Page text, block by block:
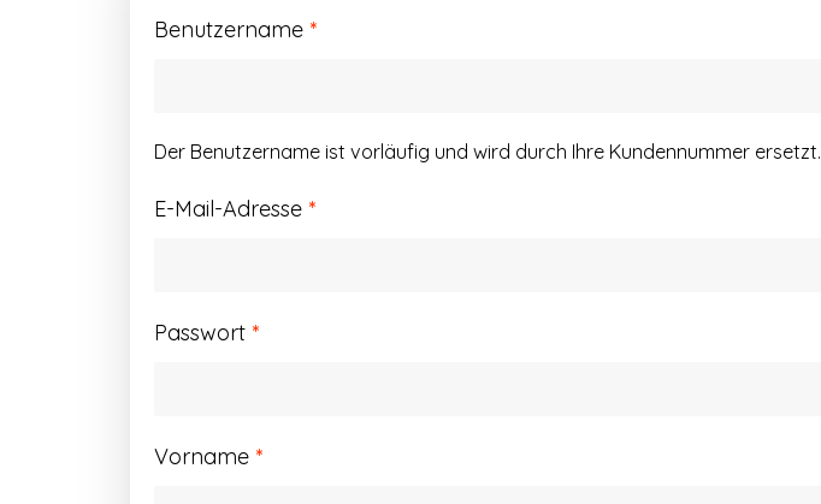
Benutzername *Erforderlich
Der Benutzername ist vorläufig und wird durch Ihre Kundennummer ersetzt.
E-Mail-Adresse *Erforderlich
Passwort *Erforderlich
Vorname *